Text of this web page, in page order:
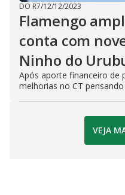
DO R7/12/12/2023
Flamengo
conta com
Ninho do
Após aporte financeiro de
melhorias no CT
VEJA